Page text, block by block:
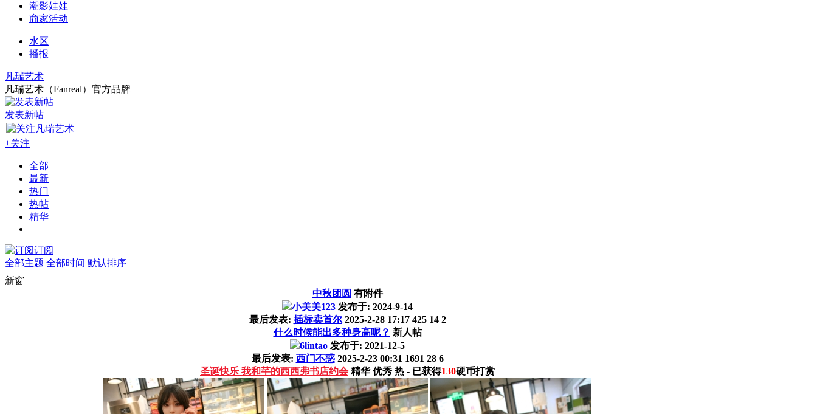
潮影娃娃
商家活动
水区
播报
凡瑞艺术
凡瑞艺术（Fanreal）官方品牌
发表新帖
+关注
全部
最新
热门
热帖
精华
订阅
全部主题 全部时间 默认排序
新窗
中秋团圆 有附件
小美美123 发布于: 2024-9-14
最后发表: 插标卖首尔 2025-2-28 17:17 425 14 2
什么时候能出多种身高呢？ 新人帖
6lintao 发布于: 2021-12-5
最后发表: 西门不惑 2025-2-23 00:31 1691 28 6
圣诞快乐 我和芊的西西弗书店约会 精华 优秀 热 - 已获得130硬币打赏